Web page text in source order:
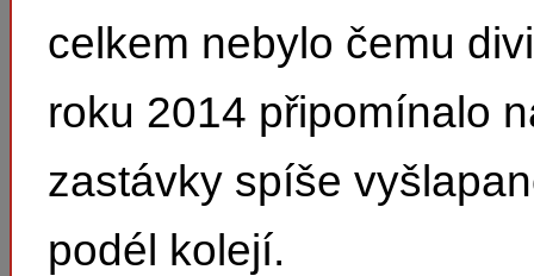
celkem nebylo čemu
roku 2014 připomínalo
zastávky spíše
podél kolejí.